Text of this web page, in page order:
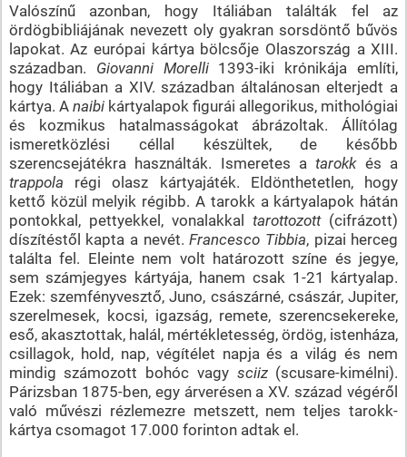
Valószínű azonban, hogy Itáliában találták fel az
ördögbibliájának nevezett oly gyakran sorsdöntő bűvös
lapokat. Az európai kártya bölcsője Olaszország a XIII.
században. Giovanni Morelli 1393-iki krónikája említi,
hogy Itáliában a XIV. században általánosan elterjedt a
kártya. A naibikártyalapok figurái allegorikus, mithológiai
és kozmikus hatalmasságokat ábrázoltak. Állítólag
ismeretközlési céllal készültek, de később
szerencsejátékra használták. Ismeretes atarokkés a
trappola régi olasz kártyajáték. Eldönthetetlen, hogy
kettő közül melyik régibb. A tarokk a kártyalapok hátán
pontokkal, pettyekkel, vonalakkaltarottozott(cifrázott)
díszítéstől kapta a nevét.Francesco Tibbia, pizai herceg
találta fel. Eleinte nem volt határozott színe és jegye,
sem számjegyes kártyája, hanem csak 1-21 kártyalap.
Ezek: szemfényvesztő, Juno, császárné, császár, Jupiter,
szerelmesek, kocsi, igazság, remete, szerencsekereke,
eső, akasztottak, halál, mértékletesség, ördög, istenháza,
csillagok, hold, nap, végítélet napja és a világ és nem
mindig számozott bohóc vagy sciiz (scusare-kimélni).
Párizsban 1875-ben, egy árverésen a XV. század végéről
való művészi rézlemezre metszett, nem teljes tarokk-
kártya csomagot 17.000 forinton adtak el.